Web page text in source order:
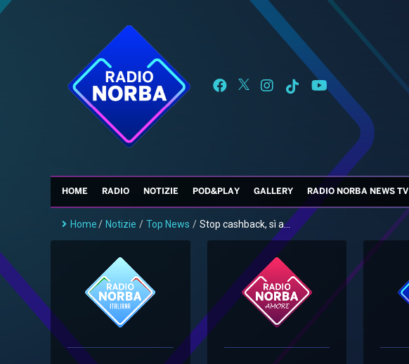
HOME RADIO NOTIZIE POD&PLAY GALLERY RADIO NORBA NEWS TV
Home/ Notizie / Top News / Stop cashback, sì a...